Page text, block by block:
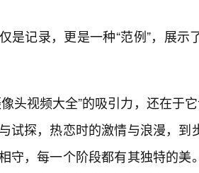
是记录，更是一种“范例”，展
头视频大全”的吸引力，还在于
试探，热恋时的激情与浪漫，到
守，每一个阶段都有其独特的